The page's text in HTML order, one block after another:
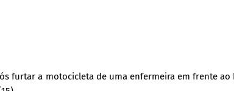
furtar a motocicleta de uma enfermeira em frente ao